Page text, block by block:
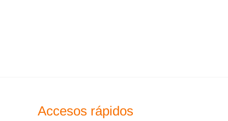
Accesos rápidos